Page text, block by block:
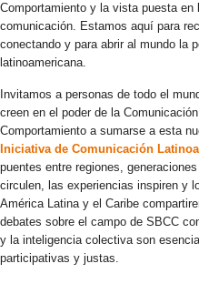
Comportamiento y la vista puesta
comunicación. Estamos aquí para
conectando y para abrir al mundo la
latinoamericana.
Invitamos a personas de todo el
creen en el poder de la
Comportamiento a sumarse a esta
Iniciativa de Comunicación
puentes entre regiones,
circulen, las experiencias inspiren y
América Latina y el Caribe
debates sobre el campo de SBCC
y la inteligencia colectiva son
participativas y justas.